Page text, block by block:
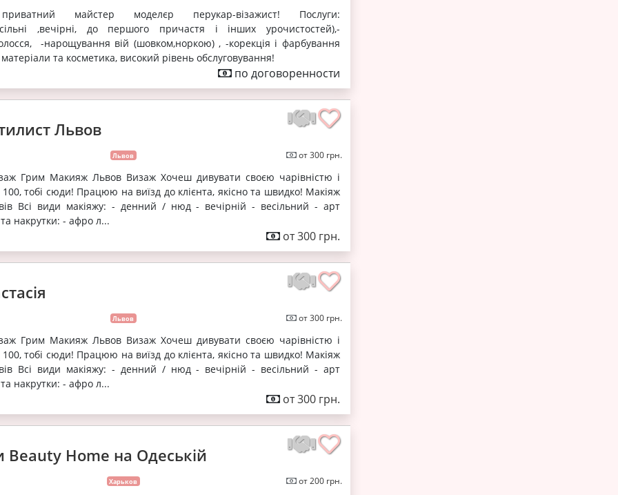
майстер моделєр перукар-візажист! Послуги:
,вечірні, до першого причастя і інших урочистостей),-
-нарощування вій (шовком,норкою) , -корекція і фарбування
та косметика, високий рівень обслуговування!
по договоренности
Львов
Львов от 300 грн.
Грим Макияж Львов Визаж Хочеш дивувати своєю чарівністю і
100, тобі сюди! Працюю на виїзд до клієнта, якісно та швидко! Макіяж
Всі види макіяжу: - денний / нюд - вечірній - весільний - арт
накрутки: - афро л...
от 300 грн.
Львов от 300 грн.
Грим Макияж Львов Визаж Хочеш дивувати своєю чарівністю і
100, тобі сюди! Працюю на виїзд до клієнта, якісно та швидко! Макіяж
Всі види макіяжу: - денний / нюд - вечірній - весільний - арт
накрутки: - афро л...
от 300 грн.
Beauty Home на Одеській
Харьков от 200 грн.